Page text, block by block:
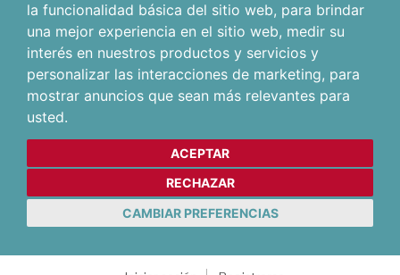
la funcionalidad básica del sitio web, para brindar
una mejor experiencia en el sitio web, medir su
interés en nuestros productos y servicios y
personalizar las interacciones de marketing, para
mostrar anuncios que sean más relevantes para
usted.
ACEPTAR
RECHAZAR
CAMBIAR PREFERENCIAS